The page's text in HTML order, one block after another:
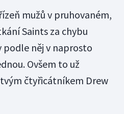
mužů v pruhovaném,
Saints za chybu
podle něj v naprosto
Ovšem to už
čtyřicátníkem Drew